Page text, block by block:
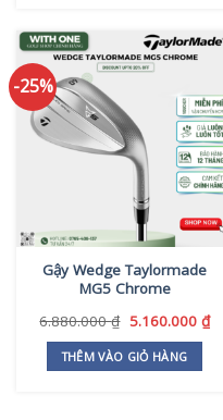
này
có
biến
thể.
Các
tùy
chọn
có
thể
được
chọn
trên
trang
sản
-25%
Gậy Wedge Taylormade
MG5 Chrome
6.880.000₫ Giá
gốc
là:
6.880.000 ₫.
5.160.000 ₫Giá
THÊM VÀO GIỎ HÀNG